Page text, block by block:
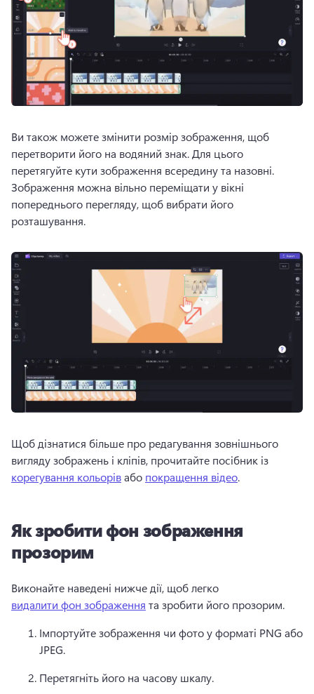
Ви також можете змінити розмір зображення, щоб
перетворити його на водяний знак. Для цього
Зображення можна вільно переміщати у вікні
попереднього перегляду, щоб вибрати його
розташування.
Щоб дізнатися більше про редагування зовнішнього
вигляду зображень і кліпів, прочитайте посібник із
корегування кольорів або покращення відео.
Як зробити фон зображення
прозорим
Виконайте наведені нижче дії, щоб легко
видалити фон зображення та зробити його прозорим.
Імпортуйте зображення чи фото у форматі PNG або
JPEG.
Перетягніть його на часову шкалу.